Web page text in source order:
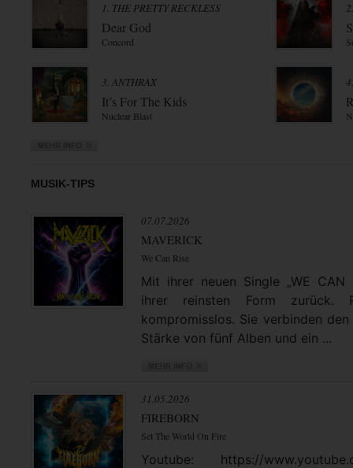
1. THE PRETTY RECKLESS
Dear God
Concord
3. ANTHRAX
It’s For The Kids
Nuclear Blast
MUSIK-TIPS
07.07.2026
MAVERICK
We Can Rise
Mit ihrer neuen Single „WE CAN
ihrer reinsten Form zurück.
kompromisslos. Sie verbinden
Stärke von fünf Alben und ein ...
31.05.2026
FIREBORN
Set The World On Fire
Youtube: https://